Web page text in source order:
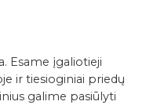
Esame įgaliotieji
ir tiesioginiai priedų
galime pasiūlyti